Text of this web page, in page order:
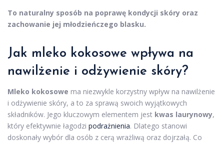
To naturalny sposób na poprawę kondycji skóry oraz
zachowanie jej młodzieńczego blasku.
Jak mleko kokosowe wpływa na
nawilżenie i odżywienie skóry?
Mleko kokosowe ma niezwykle korzystny wpływ na nawilżenie
i odżywienie skóry, a to za sprawą swoich wyjątkowych
składników. Jego kluczowym elementem jest kwas laurynowy,
który efektywnie łagodzi podrażnienia. Dlatego stanowi
doskonały wybór dla osób z cerą wrażliwą oraz dojrzałą. Co